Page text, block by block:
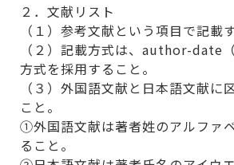
２．文献リスト
（１）参考文献という項目で記載
（２）記載方式は、author-date
方式を採用すること。
（３）外国語文献と日本語文献に
こと。
①外国語文献は著者姓のアルファ
ること。